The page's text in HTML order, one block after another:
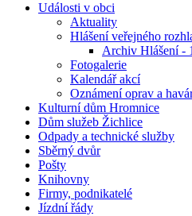
Události v obci
Aktuality
Hlášení veřejného
Archiv Hlášení -
Fotogalerie
Kalendář akcí
Oznámení oprav a
Kulturní dům Hromnice
Dům služeb Žichlice
Odpady a technické služby
Sběrný dvůr
Pošty
Knihovny
Firmy, podnikatelé
Jízdní řády